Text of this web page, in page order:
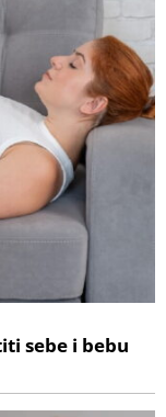
sebe i bebu